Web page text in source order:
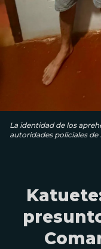
La identidad de los
autoridades policiales de